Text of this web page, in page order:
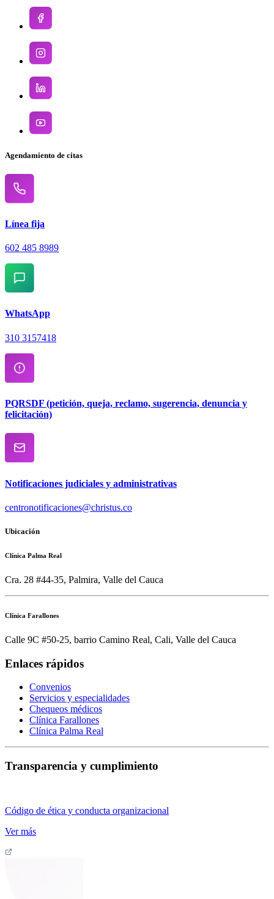
Agendamiento de citas
Línea fija
602 485 8989
WhatsApp
310 3157418
PQRSDF (petición, queja, reclamo, sugerencia, denuncia y
felicitación)
Notificaciones judiciales y administrativas
centronotificaciones@christus.co
Ubicación
Clínica Palma Real
Cra. 28 #44-35, Palmira, Valle del Cauca
Clínica Farallones
Calle 9C #50-25, barrio Camino Real, Cali, Valle del Cauca
Enlaces rápidos
Convenios
Servicios y especialidades
Chequeos médicos
Clínica Farallones
Clínica Palma Real
Transparencia y cumplimiento
Código de ética y conducta organizacional
Ver más